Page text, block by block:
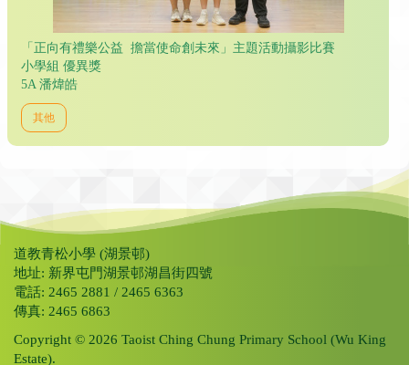
「正向有禮樂公益 擔當使命創未來」主題活動攝影比賽
小學組 優異獎
5A 潘煒皓
其他
道教青松小學 (湖景邨)
地址: 新界屯門湖景邨湖昌街四號
電話: 2465 2881 / 2465 6363
傳真: 2465 6863
Copyright © 2026 Taoist Ching Chung Primary School (Wu King
Estate).